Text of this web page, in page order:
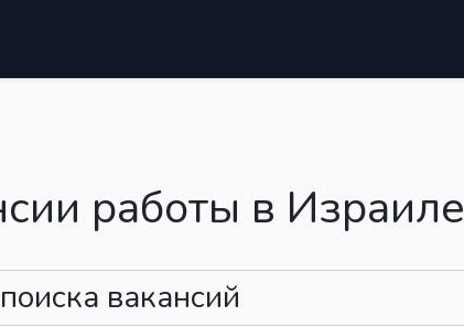
работы в Израиле
вакансий